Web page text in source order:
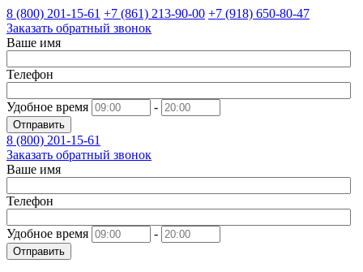
8 (800) 201-15-61 +7 (861) 213-90-00 +7 (918) 650-80-47
Заказать обратный звонок
Ваше имя
Телефон
Удобное время -
Отправить
8 (800) 201-15-61
Заказать обратный звонок
Ваше имя
Телефон
Удобное время -
Отправить